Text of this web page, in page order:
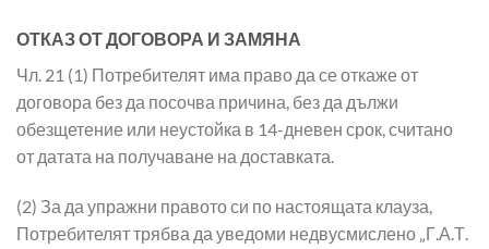
ОТКАЗ ОТ ДОГОВОРА И ЗАМЯНА
Чл. 21 (1) Потребителят има право да се откаже от
договора без да посочва причина, без да дължи
обезщетение или неустойка в 14-дневен срок, считано
от датата на получаване на доставката.
(2) За да упражни правото си по настоящата клауза,
Потребителят трябва да уведоми недвусмислено „Г.А.Т.